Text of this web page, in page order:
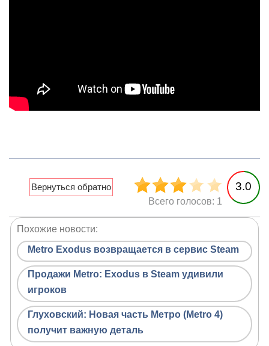
3.0
Всего голосов: 1
Похожие новости:
Metro Exodus возвращается в сервис Steam
Продажи Metro: Exodus в Steam удивили
игроков
Глуховский: Новая часть Метро (Metro 4)
получит важную деталь